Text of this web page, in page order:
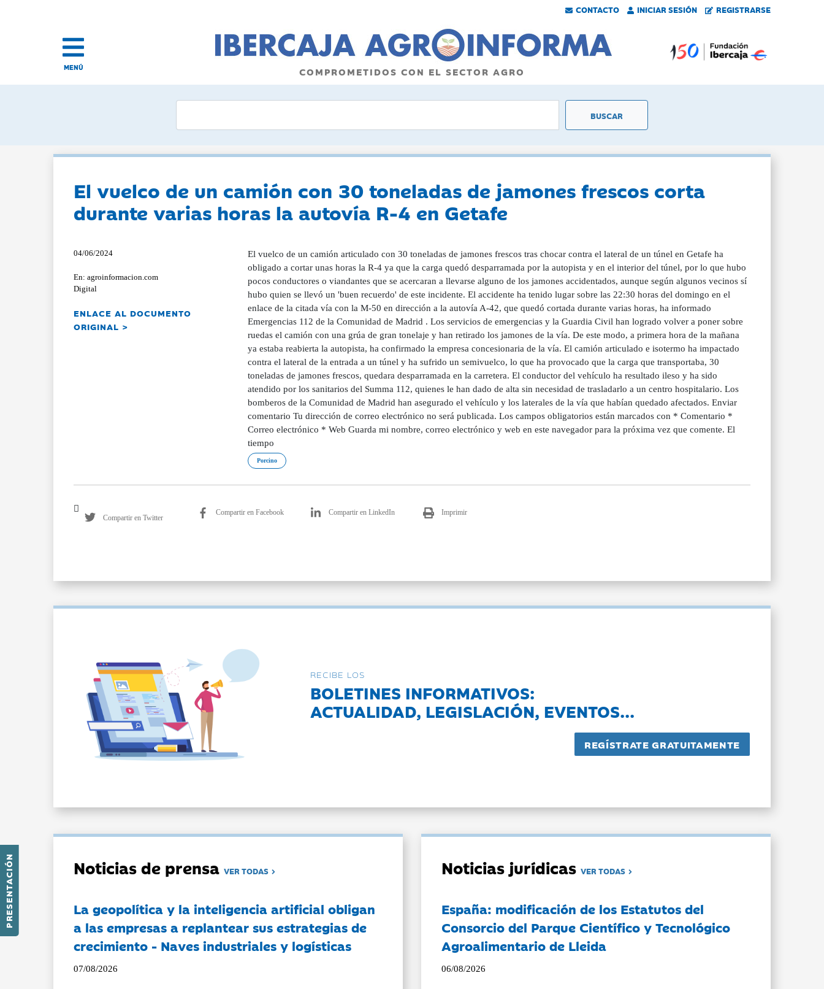
CONTACTO INICIAR SESIÓN REGISTRARSE
PRESENTACIÓN
MENÚ COMPROMETIDOS CON EL SECTOR AGRO
El vuelco de un camión con 30 toneladas de jamones frescos corta
durante varias horas la autovía R-4 en Getafe
04/06/2024
En: agroinformacion.com
Digital
ENLACE AL DOCUMENTO
ORIGINAL >
El vuelco de un camión articulado con 30 toneladas de jamones frescos tras chocar contra el lateral de un túnel en Getafe ha
obligado a cortar unas horas la R-4 ya que la carga quedó desparramada por la autopista y en el interior del túnel, por lo que hubo
pocos conductores o viandantes que se acercaran a llevarse alguno de los jamones accidentados, aunque según algunos vecinos sí
hubo quien se llevó un 'buen recuerdo' de este incidente. El accidente ha tenido lugar sobre las 22:30 horas del domingo en el
enlace de la citada vía con la M-50 en dirección a la autovía A-42, que quedó cortada durante varias horas, ha informado
Emergencias 112 de la Comunidad de Madrid . Los servicios de emergencias y la Guardia Civil han logrado volver a poner sobre
ruedas el camión con una grúa de gran tonelaje y han retirado los jamones de la vía. De este modo, a primera hora de la mañana
ya estaba reabierta la autopista, ha confirmado la empresa concesionaria de la vía. El camión articulado e isotermo ha impactado
contra el lateral de la entrada a un túnel y ha sufrido un semivuelco, lo que ha provocado que la carga que transportaba, 30
toneladas de jamones frescos, quedara desparramada en la carretera. El conductor del vehículo ha resultado ileso y ha sido
atendido por los sanitarios del Summa 112, quienes le han dado de alta sin necesidad de trasladarlo a un centro hospitalario. Los
bomberos de la Comunidad de Madrid han asegurado el vehículo y los laterales de la vía que habían quedado afectados. Enviar
comentario Tu dirección de correo electrónico no será publicada. Los campos obligatorios están marcados con * Comentario *
Correo electrónico * Web Guarda mi nombre, correo electrónico y web en este navegador para la próxima vez que comente. El
tiempo
Porcino
Compartir en Twitter
Compartir en Facebook Compartir en LinkedIn Imprimir
RECIBE LOS
BOLETINES INFORMATIVOS:
ACTUALIDAD, LEGISLACIÓN, EVENTOS...
Noticias de prensaVER TODAS
La geopolítica y la inteligencia artificial obligan
a las empresas a replantear sus estrategias de
crecimiento - Naves industriales y logísticas
07/08/2026
Noticias jurídicasVER TODAS
España: modificación de los Estatutos del
Consorcio del Parque Científico y Tecnológico
Agroalimentario de Lleida
06/08/2026